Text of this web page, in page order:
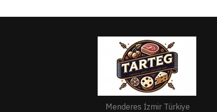
Menderes İzmir Türkiye